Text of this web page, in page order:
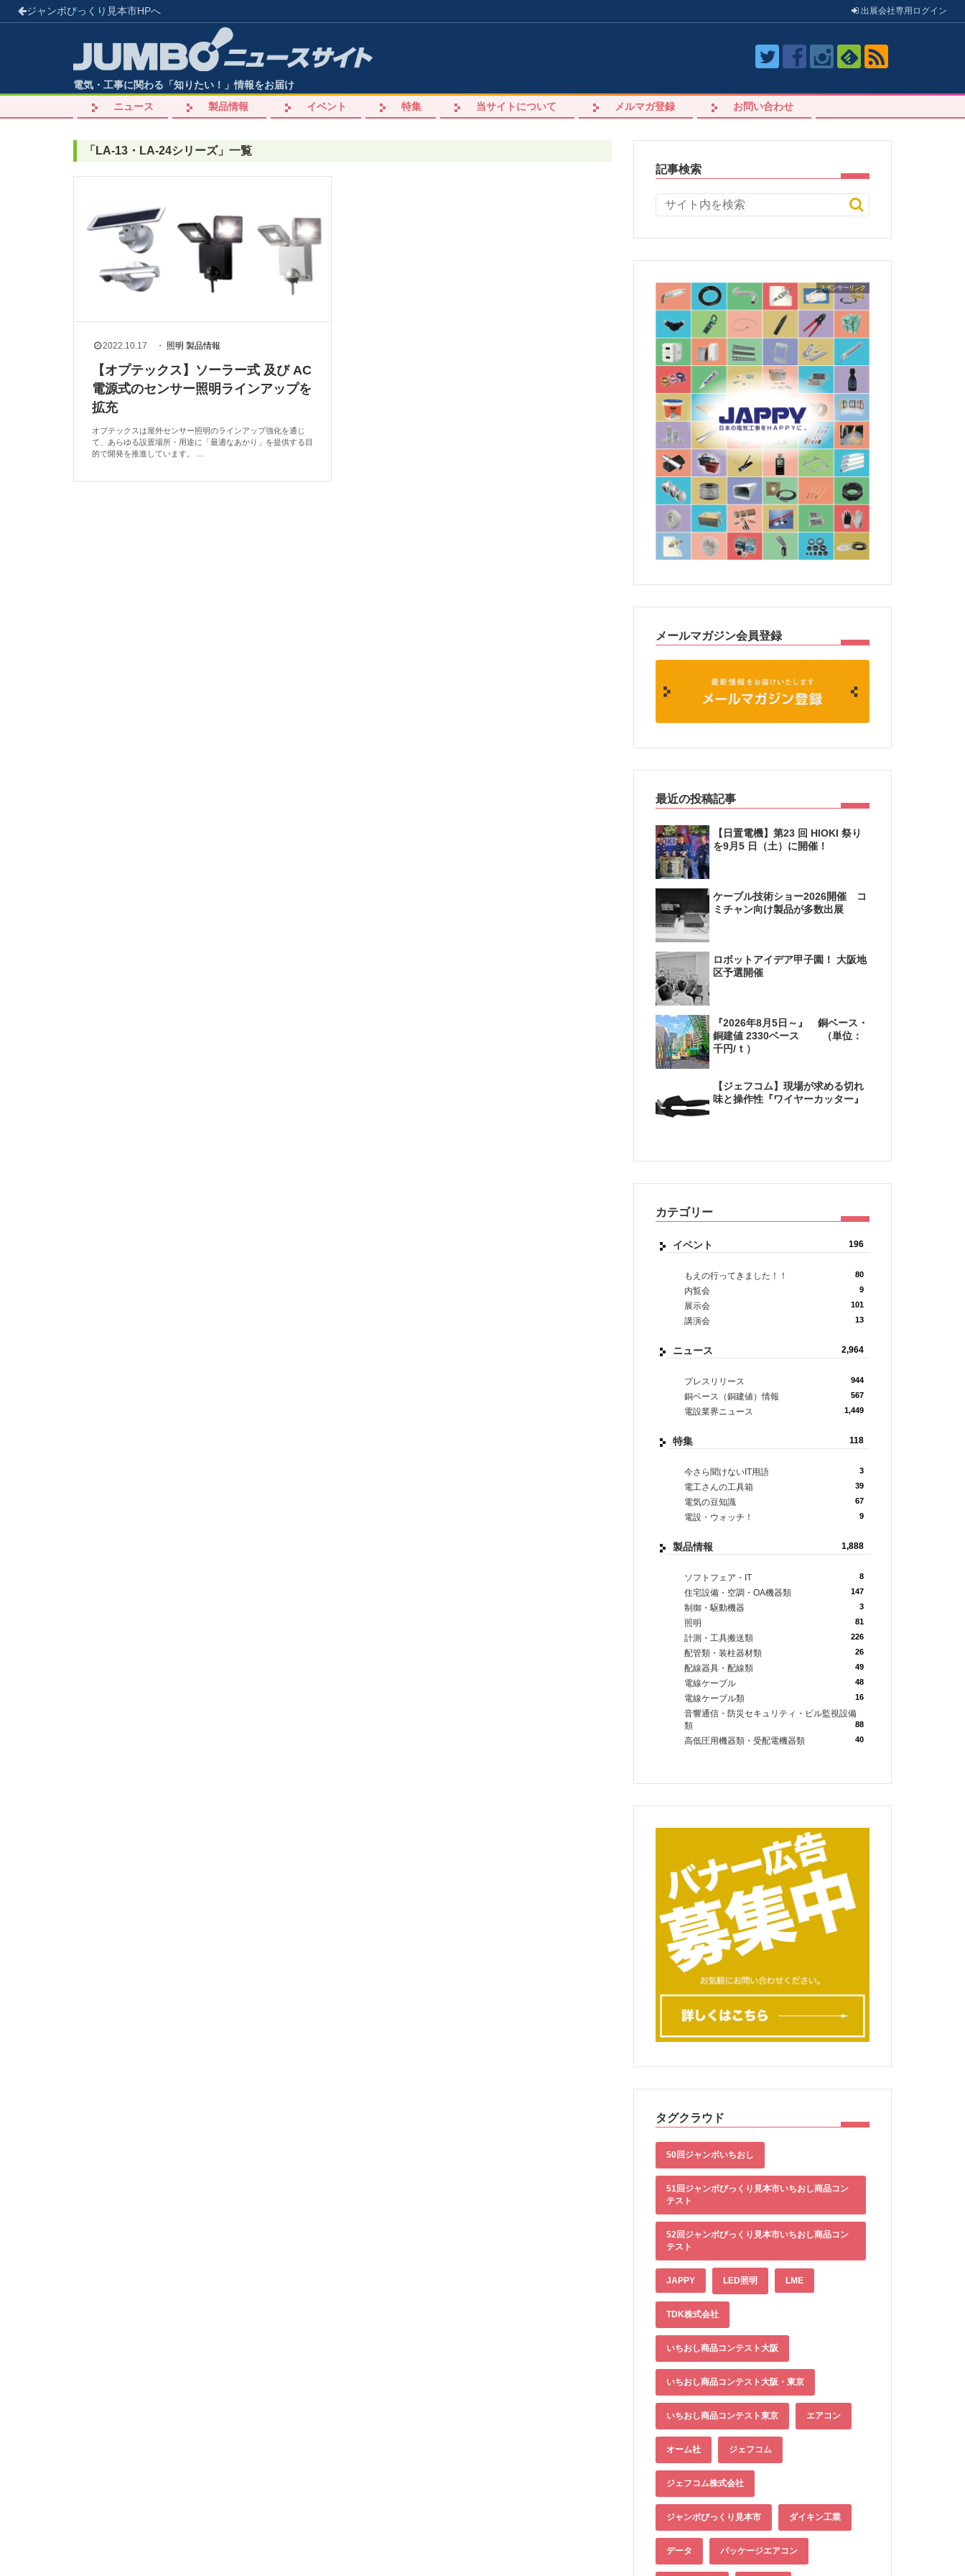
ジャンボびっくり見本市HPへ 出展会社専用 ログイン
電気・工事に関わる「知りたい！」情報をお届け
ニュース
製品情報 イベント 特集 当サイトについて メルマガ登録 お問い合わせ
「 LA-13・LA-24シリーズ」 一覧
2022.10.17 ・ 照明 製品情報
【オプテックス】ソーラー式 及び AC
電源式のセンサー照明ラインアップを
拡充
オプテックスは屋外センサー照明のラインアップ強化を通じ
て、あらゆる設置場所・用途に「最適なあかり」を提供する目
的で開発を推進しています。 ...
記事検索
メールマガジン会員登録
最近の投稿記事
【日置電機】第23 回 HIOKI 祭り
を9月5 日（土）に開催！
ケーブル技術ショー2026開催 コ
ミチャン向け製品が多数出展
ロボットアイデア甲子園！ 大阪地
区予選開催
『2026年8月5日～』 銅ベース・
銅建値 2330ベース （単位：
千円/ｔ）
【ジェフコム】現場が求める切れ
味と操作性『ワイヤーカッター』
カテゴリー
イベント 196
もえの行ってきました！！ 80
内覧会 9
展示会 101
講演会 13
ニュース 2,964
プレスリリース 944
銅ベース（銅建値）情報 567
電設業界ニュース 1,449
特集 118
今さら聞けないIT用語 3
電工さんの工具箱 39
電気の豆知識 67
電設・ウォッチ！ 9
製品情報 1,888
ソフトフェア・IT 8
住宅設備・空調・OA機器類 147
制御・駆動機器 3
照明 81
計測・工具搬送類 226
配管類・装柱器材類 26
配線器具・配線類 49
電線ケーブル 48
電線ケーブル類 16
音響通信・防災セキュリティ・ビル監視設備
類
88
高低圧用機器類・受配電機器類 40
タグクラウド
50回ジャンボいちおし
51回ジャンボびっくり見本市いちおし商品コン
テスト
52回ジャンボびっくり見本市いちおし商品コン
テスト
JAPPY LED照明 LME
TDK株式会社
いちおし商品コンテスト大阪
いちおし商品コンテスト大阪・東京
いちおし商品コンテスト東京 エアコン
オーム社 ジェフコム
ジェフコム株式会社
ジャンボびっくり見本市 ダイキン工業
データ パッケージエアコン